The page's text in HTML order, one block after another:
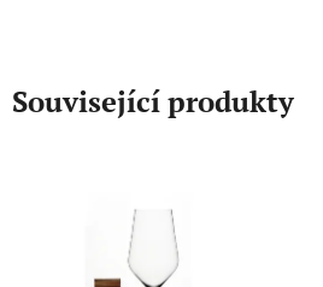
Související produkty